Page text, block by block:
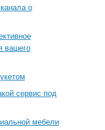
о
вашего
сервис под
мебели